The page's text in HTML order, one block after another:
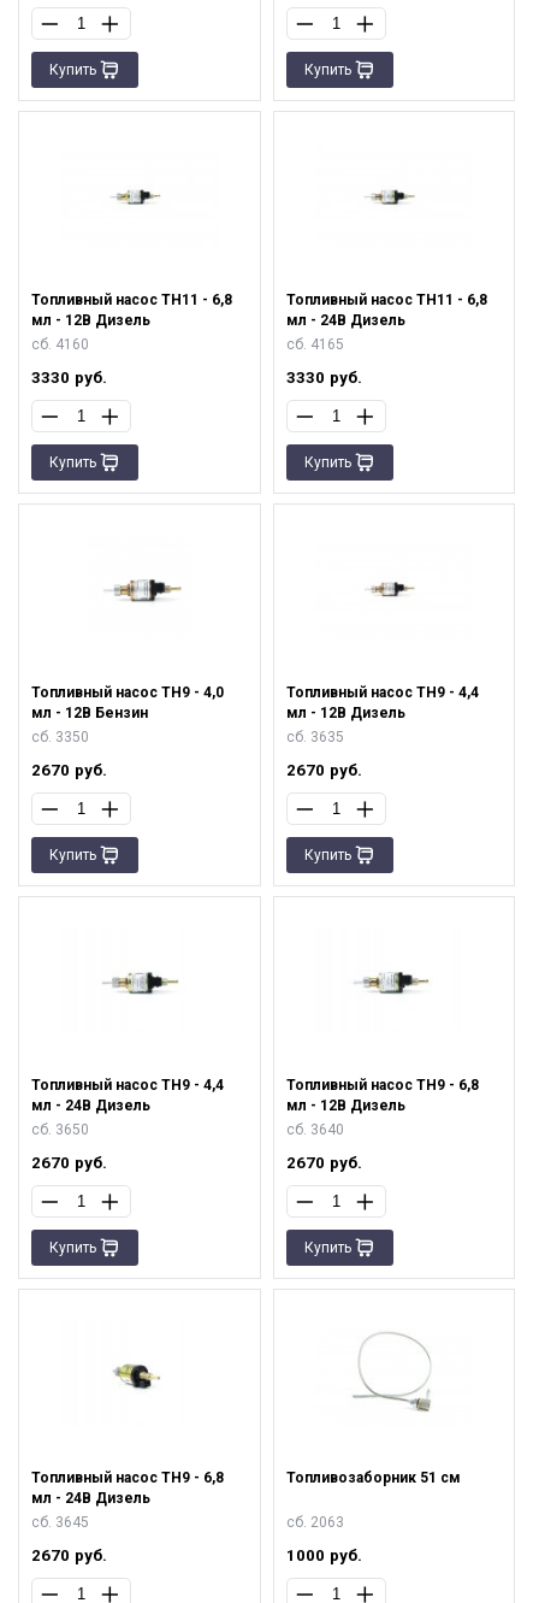
Купить Купить
Топливный насос ТН11 - 6,8
мл - 12В Дизель
сб. 4160
3330 руб.
Купить
Топливный насос ТН11 - 6,8
мл - 24В Дизель
сб. 4165
3330 руб.
Купить
Топливный насос ТН9 - 4,0
мл - 12В Бензин
сб. 3350
2670 руб.
Купить
Топливный насос ТН9 - 4,4
мл - 12В Дизель
сб. 3635
2670 руб.
Купить
Топливный насос ТН9 - 4,4
мл - 24В Дизель
сб. 3650
2670 руб.
Купить
Топливный насос ТН9 - 6,8
мл - 12В Дизель
сб. 3640
2670 руб.
Купить
Топливный насос ТН9 - 6,8
мл - 24В Дизель
сб. 3645
2670 руб.
Топливозаборник 51 см
сб. 2063
1000 руб.